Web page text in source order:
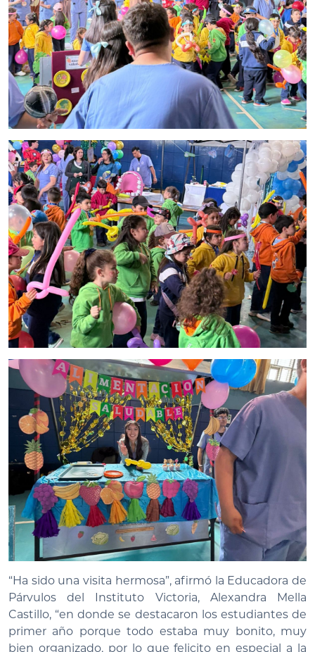
“Ha sido una visita hermosa”, afirmó la Educadora de
Párvulos del Instituto Victoria, Alexandra Mella
Castillo, “en donde se destacaron los estudiantes de
primer año porque todo estaba muy bonito, muy
bien organizado, por lo que felicito en especial a la